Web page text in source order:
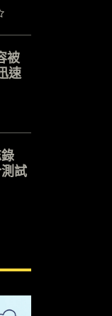
被
速
錄
試